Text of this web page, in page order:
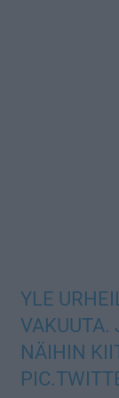
YLE
VAKUUTA.
NÄIHIN